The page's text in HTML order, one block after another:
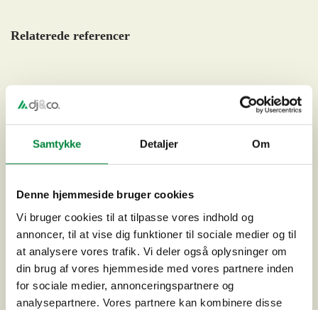
Samtykke Detaljer Om
Denne hjemmeside bruger cookies
Vi bruger cookies til at tilpasse vores indhold og
annoncer, til at vise dig funktioner til sociale medier og til
at analysere vores trafik. Vi deler også oplysninger om
din brug af vores hjemmeside med vores partnere inden
for sociale medier, annonceringspartnere og
analysepartnere. Vores partnere kan kombinere disse
Relaterede referencer
Seniorfællesskab Jernalderen, Holbæk